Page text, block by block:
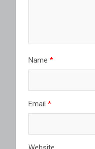
Name *
Email *